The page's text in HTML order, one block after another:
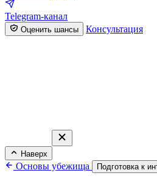
Telegram-канал
Оценить шансы Консультация
Наверх
Основы убежища Подготовка к